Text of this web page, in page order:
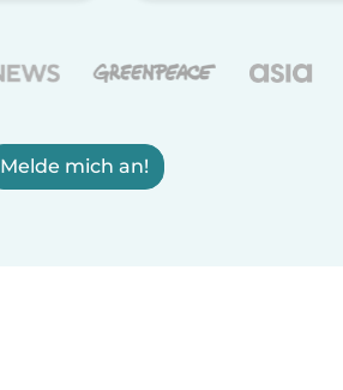
Melde mich an!